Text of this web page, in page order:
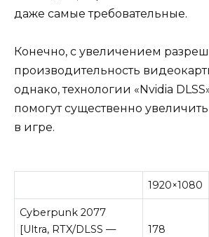
даже самые требовательные.
Конечно, с увеличением
производительность
однако, технологии «Nvidia
помогут существенно увеличить
в игре.
1920×1080
Cyberpunk 2077
[Ultra, RTX/DLSS —
178